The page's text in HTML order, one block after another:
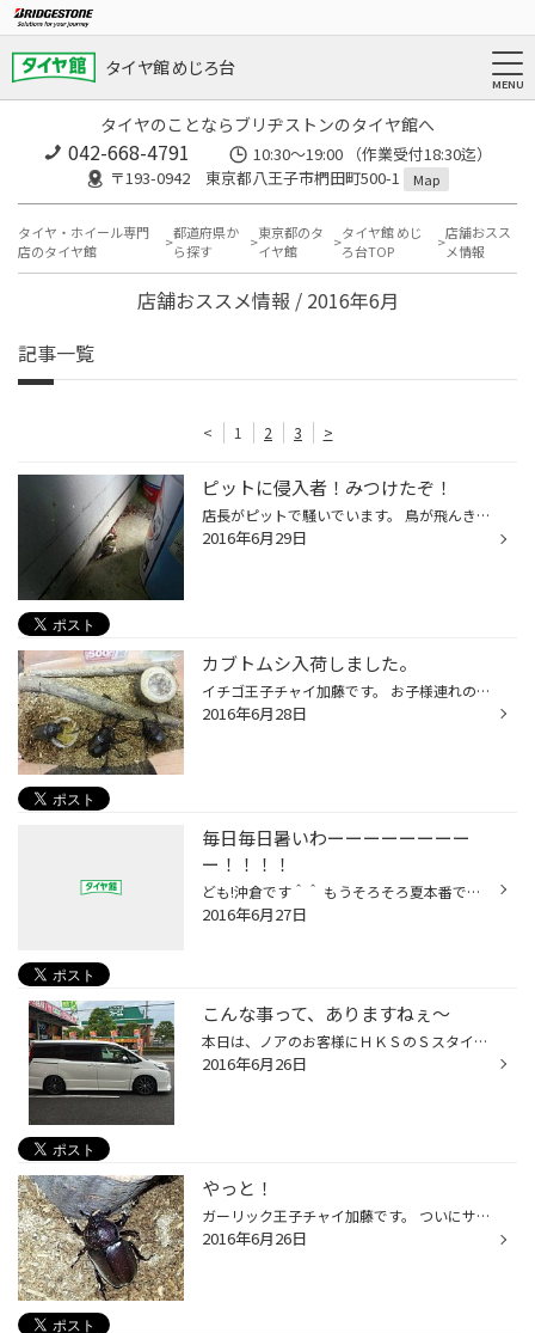
タイヤ館 めじろ台
タイヤのことならブリヂストンのタイヤ館へ
042-668-4791
10:30～19:00 （作業受付18:30迄）
〒193-0942 東京都八王子市椚田町500-1
Map
タイヤ・ホイール専門
店のタイヤ館
都道府県か
ら探す
東京都のタ
イヤ館
タイヤ館 めじ
ろ台TOP
店舗おスス
メ情報
店舗おススメ情報 / 2016年6月
記事一覧
< 1 2 3 >
ピットに侵入者！みつけたぞ！
店長がピットで騒いでいます。 鳥が飛んきた！ しばらく捜索して、店長が発見！ ピットの壁とオイル缶の隙間に 隠れていました！ 過去の経験で鳥がピット住み着くと、 閉店後セキュリティが反応して、 警備会社の警備員さんにお世話に なるので、鳥をピットから追い出しました。 居心地が良いのか、...
2016年6月29日
カブトムシ入荷しました。
イチゴ王子チャイ加藤です。 お子様連れの方プレゼント為の カブトムシ入荷しました。 天然物ではありませんが、私が愛情を 込めて繁殖させたカブトムシです。 数少ないですが、息子・娘たちを よろしくお願いいたします！ サナギの入ったケースも持参しました。 興味のある方は、スタッフまで！ （...
2016年6月28日
毎日毎日暑いわーーーーーーーー
ー！！！！
ども!沖倉です＾＾ もうそろそろ夏本番ですね！ タイヤ館では在庫処分市開催中です！ 欲しかったアレコレがあるかも？ どんどんなくなってるので、早い者勝ちですよ＾＾
2016年6月27日
こんな事って、ありますねぇ～
本日は、ノアのお客様にＨＫＳのＳスタイル Ｃを付けました。 感想は、なんとまぁ乗り心地の良い、上品な車高調ですね！って感じでした笑 こういった作業は、頻繁にあるわけではないのですが、少ないわけでもありません。 ただ、今回のケースは、アルミとタイヤを買って頂いたその場で、車高調が決...
2016年6月26日
やっと！
ガーリック王子チャイ加藤です。 ついにサナギから成虫に！ 只今7匹かえりました。 お世話になっている方に、4匹と たくさんのサナギがいるケースを プレゼントしました。 大切に育てください！ 後何匹出るか、楽しみです！
2016年6月26日